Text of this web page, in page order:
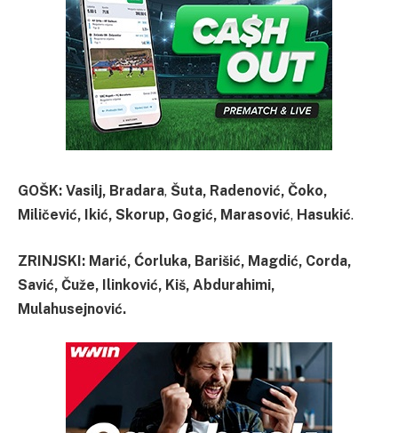
GOŠK: Vasilj, Bradara, Šuta, Radenović, Čoko,
Miličević, Ikić, Skorup, Gogić, Marasović, Hasukić.
ZRINJSKI: Marić, Ćorluka, Barišić, Magdić, Corda,
Savić, Čuže, Ilinković, Kiš, Abdurahimi,
Mulahusejnović.